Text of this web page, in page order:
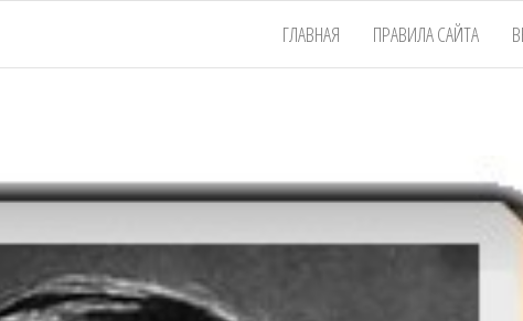
ГЛАВНАЯ ПРАВИЛА САЙТА